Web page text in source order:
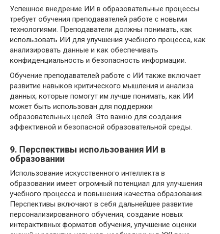
Успешное внедрение ИИ в образовательные процессы
требует обучения преподавателей работе с новыми
технологиями. Преподаватели должны понимать, как
использовать ИИ для улучшения учебного процесса, как
анализировать данные и как обеспечивать
конфиденциальность и безопасность информации.
Обучение преподавателей работе с ИИ также включает
развитие навыков критического мышления и анализа
данных, которые помогут им лучше понимать, как ИИ
может быть использован для поддержки
образовательных целей. Это важно для создания
эффективной и безопасной образовательной среды.
9. Перспективы использования ИИ в
образовании
Использование искусственного интеллекта в
образовании имеет огромный потенциал для улучшения
учебного процесса и повышения качества образования.
Перспективы включают в себя дальнейшее развитие
персонализированного обучения, создание новых
интерактивных форматов обучения, улучшение оценки